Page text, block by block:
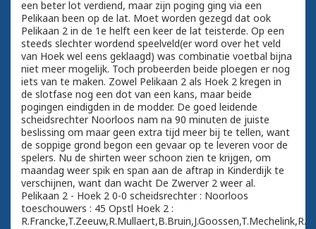
een beter lot verdiend, maar zijn poging ging via een
Pelikaan been op de lat. Moet worden gezegd dat ook
Pelikaan 2 in de 1e helft een keer de lat teisterde. Op een
steeds slechter wordend speelveld(er word over het veld
van Hoek wel eens geklaagd) was combinatie voetbal bijna
niet meer mogelijk. Toch probeerden beide ploegen er nog
iets van te maken. Zowel Pelikaan 2 als Hoek 2 kregen in
de slotfase nog een dot van een kans, maar beide
pogingen eindigden in de modder. De goed leidende
scheidsrechter Noorloos nam na 90 minuten de juiste
beslissing om maar geen extra tijd meer bij te tellen, want
de soppige grond begon een gevaar op te leveren voor de
spelers. Nu de shirten weer schoon zien te krijgen, om
maandag weer spik en span aan de aftrap in Kinderdijk te
verschijnen, want dan wacht De Zwerver 2 weer al.
Pelikaan 2 - Hoek 2 0-0 scheidsrechter : Noorloos
toeschouwers : 45 Opstl Hoek 2 :